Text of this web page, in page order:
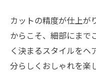
カットの精度が仕上が
からこそ、細部にまで
く決まるスタイルをヘ
分らしくおしゃれを楽